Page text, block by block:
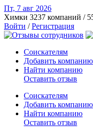
Пт, 7 авг 2026
Химки 3237 компаний /
Войти /Регистрация
Соискателям
Добавить компанию
Найти компанию
Оставить отзыв
Соискателям
Добавить компанию
Найти компанию
Оставить отзыв